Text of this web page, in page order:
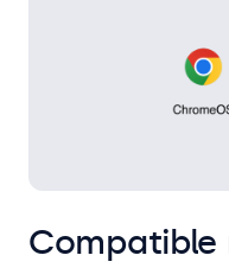
Compatible